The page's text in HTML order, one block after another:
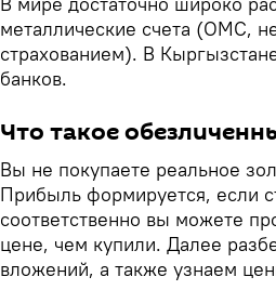
металлические счета (ОМС,
страхованием). В
банков.
Что такое
Вы не покупаете реальное
Прибыль формируется, если
соответственно вы можете
цене, чем купили. Далее
вложений, а также узнаем